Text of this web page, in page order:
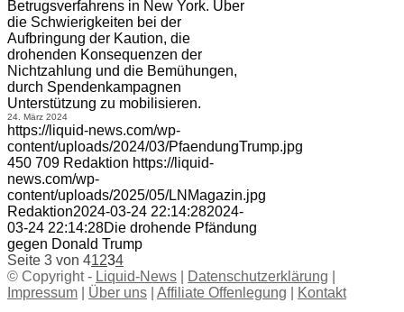
Betrugsverfahrens in New York. Über
die Schwierigkeiten bei der
Aufbringung der Kaution, die
drohenden Konsequenzen der
Nichtzahlung und die Bemühungen,
durch Spendenkampagnen
Unterstützung zu mobilisieren.
24. März 2024
https://liquid-news.com/wp-
content/uploads/2024/03/PfaendungTrump.jpg
450 709 Redaktion https://liquid-
news.com/wp-
content/uploads/2025/05/LNMagazin.jpg
Redaktion2024-03-24 22:14:282024-
03-24 22:14:28Die drohende Pfändung
gegen Donald Trump
Seite 3 von 41234
© Copyright - Liquid-News Datenschutzerklärung
Impressum
Über uns Affiliate Offenlegung
Kontakt